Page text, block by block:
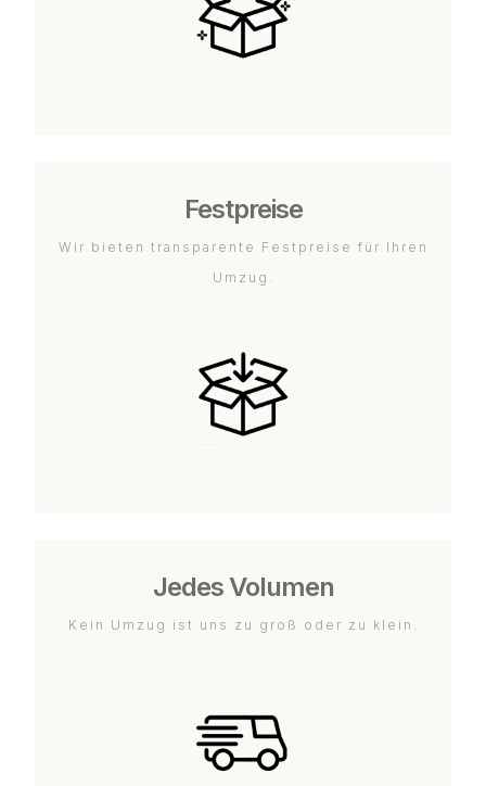
Festpreise
Wir bieten transparente Festpreise für Ihren
Umzug.
Jedes Volumen
Kein Umzug ist uns zu groß oder zu klein.